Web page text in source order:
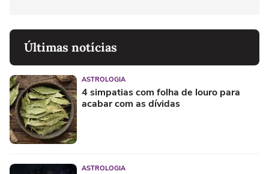
Últimas notícias
ASTROLOGIA
4 simpatias com folha de louro para
acabar com as dívidas
ASTROLOGIA